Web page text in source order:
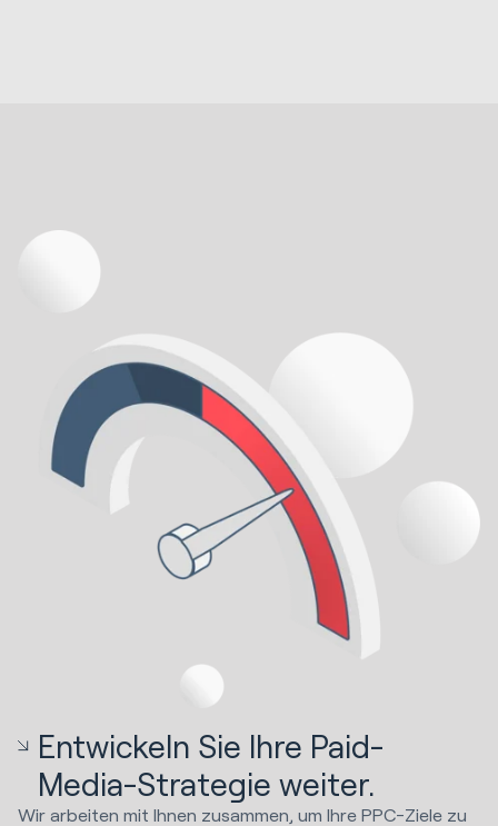
Entwickeln Sie Ihre Paid-
Media-Strategie weiter.
Wir arbeiten mit Ihnen zusammen, um Ihre PPC-Ziele zu